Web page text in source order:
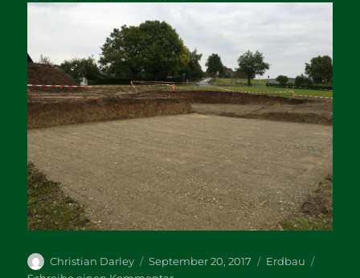
Autor
Christian Darley
Veröffentlicht
September 20, 2017 Kategorien
Erdbau